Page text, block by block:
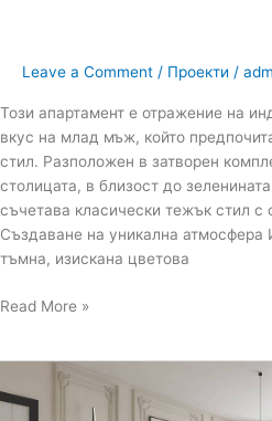
Leave a Comment / Проекти /
Този апартамент е отражение на
вкус на млад мъж, който
стил. Разположен в затворен
столицата, в близост до
съчетава класически тежък стил с
Създаване на уникална атмосфера
тъмна, изискана цветова
Read More »
Интериорен
дизайн